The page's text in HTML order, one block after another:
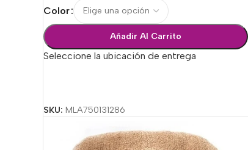
Color
Añadir Al Carrito
Seleccione la ubicación de entrega
SKU: MLA750131286